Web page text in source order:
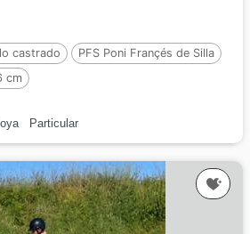
castrado
PFS Poni Françés de Silla
cm
Particular